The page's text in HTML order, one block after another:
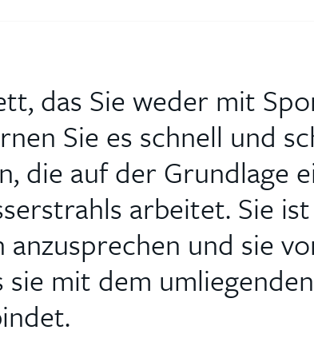
das Sie weder mit
Sie es schnell und
die auf der Grundlage
arbeitet. Sie
und sie
mit dem